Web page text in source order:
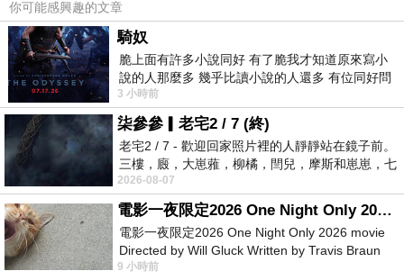
菜單選項還蠻多的，但我來的這天，豬腳已經沒什麼可以選的部位.
所以，我只好點腿庫
你可能感興趣的文章
騎奴
脆上面有許多小說同好 有了脆我才知道原來寫小
說的人那麼多 幾乎比讀小說的人還多 有位同好問
了一個問題 她說為什麼高中文學獎的
3 小時前
柒參參▎老宅2 / 7 (終)
老宅2 / 7 - 歡迎回家照片裡的人靜靜站在鏡子前。
三樓，廄，大崽蕥，柳橘，閆兒，摩斯和崽崽，七
個人整整齊齊地站在鏡框之外，如同
2026-08-07
電影一夜限定2026 One Night Only 2026 movie
電影一夜限定2026 One Night Only 2026 movie
Directed by Will Gluck Written by Travis Braun
Starring Monica Barbaro
9 小時前